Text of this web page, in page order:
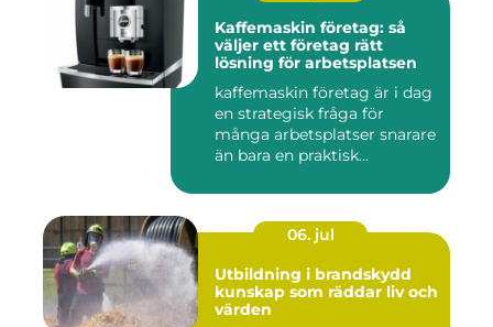
Kaffemaskin företag: så
väljer ett företag rätt
lösning för arbetsplatsen
kaffemaskin företag är i dag
en strategisk fråga för
många arbetsplatser snarare
än bara en praktisk...
06. jul
Utbildning i brandskydd
kunskap som räddar liv och
värden